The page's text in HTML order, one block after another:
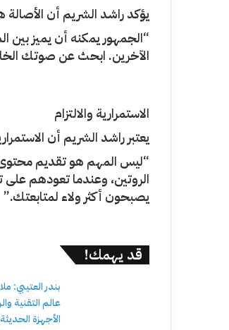
يؤكد راشد الشريم أن الأصالة
“الجمهور يمكنه أن يميز
الآخرين. ابحث عن صوتك
الاستمرارية والالتزام
يعتبر راشد الشريم أن
“ليس المهم هو تقديم محتوى
الروتين، وعندما تعودهم
يصبحون أكثر ولاء لمتابعتك.”
قد يهمك!
بندر العتيبي:
عالم التقنية
الأجهزة الحديثة